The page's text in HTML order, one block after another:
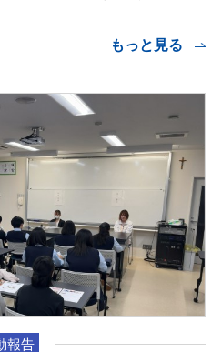
もっと見る
報告